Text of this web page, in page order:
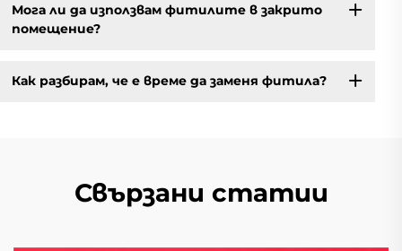
Мога ли да използвам фитилите в закрито
помещение?
Как разбирам, че е време да заменя фитила?
Свързани статии